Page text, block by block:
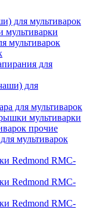
для мультиварок
мультиварок
для
для
для мультиварок
мультиварки
прочие
мультиварок
Redmond RMC-
Redmond RMC-
Redmond RMC-